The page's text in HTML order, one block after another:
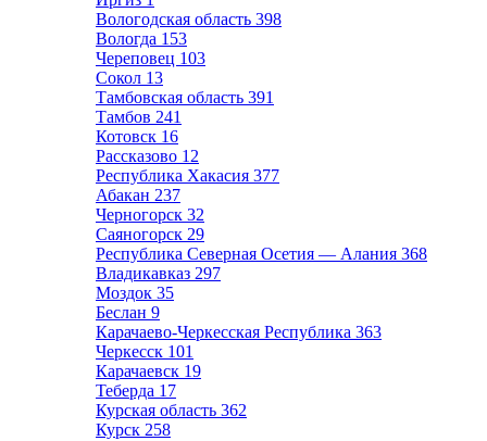
Вологодская область 398
Вологда 153
Череповец 103
Сокол 13
Тамбовская область 391
Тамбов 241
Котовск 16
Рассказово 12
Республика Хакасия 377
Абакан 237
Черногорск 32
Саяногорск 29
Республика Северная Осетия — Алания 368
Владикавказ 297
Моздок 35
Беслан 9
Карачаево-Черкесская Республика 363
Черкесск 101
Карачаевск 19
Теберда 17
Курская область 362
Курск 258